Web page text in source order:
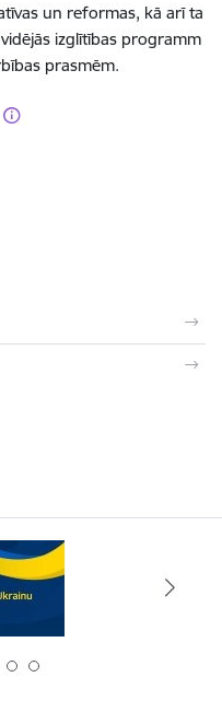
un reformas, kā arī ta
izglītības programm
prasmēm.